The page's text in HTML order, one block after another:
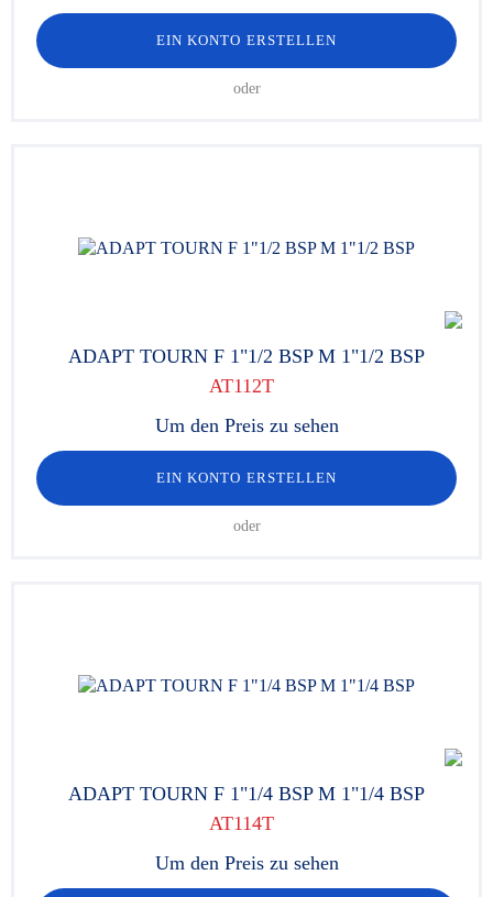
EIN KONTO ERSTELLEN
oder
ADAPT TOURN F 1"1/2 BSP M 1"1/2 BSP
AT112T
Um den Preis zu sehen
EIN KONTO ERSTELLEN
oder
ADAPT TOURN F 1"1/4 BSP M 1"1/4 BSP
AT114T
Um den Preis zu sehen